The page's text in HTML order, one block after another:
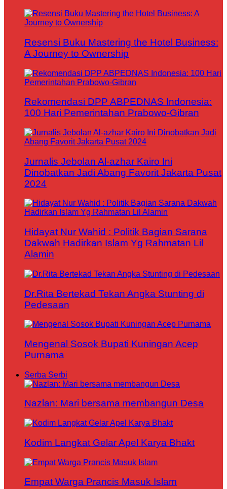
Resensi Buku Mastering the Hotel Business:
A Journey to Ownership
Rekomendasi DPP ABPEDNAS Indonesia:
100 Hari Pemerintahan Prabowo-Gibran
Jurnalis Jebolan Al-azhar Kairo Ini
Dinobatkan Jadi Abang Favorit Jakarta Pusat
2024
Hidayat Nur Wahid : Politik Bagian Sarana
Dakwah Hadirkan Islam Yg Rahmatan Lil
Alamin
Dr.Rita Bertekad Tekan Angka Stunting di
Pedesaan
Mengenal Sosok Bupati Kuningan Acep
Purnama
Serba Serbi
Nazlan: Mari bersama membangun Desa
Kodim Langkat Gelar Apel Karya Bhakt
Empat Warga Prancis Masuk Islam